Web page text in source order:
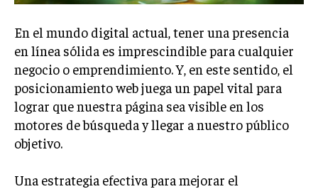
LIFESTYLE
En el mundo digital actual, tener una presencia
en línea sólida es imprescindible para cualquier
negocio o emprendimiento. Y, en este sentido, el
posicionamiento web juega un papel vital para
lograr que nuestra página sea visible en los
motores de búsqueda y llegar a nuestro público
objetivo.
Una estrategia efectiva para mejorar el